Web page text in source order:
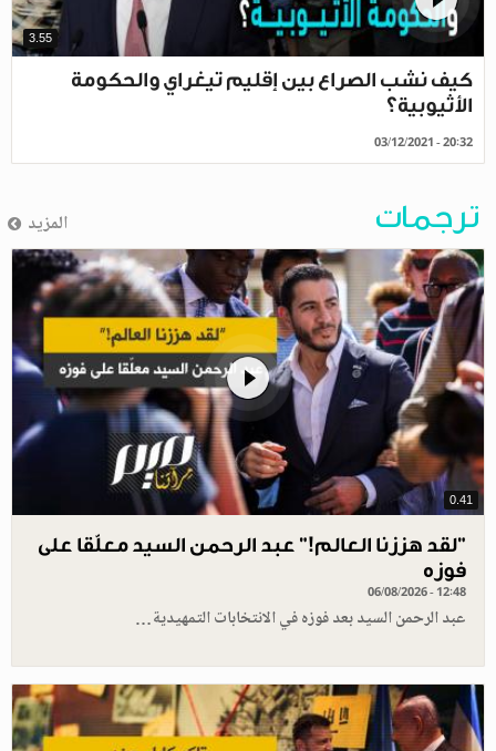
3.55
كيف نشب الصراع بين إقليم تيغراي والحكومة
الأثيوبية؟
03/12/2021 - 20:32
ترجمات المزيد
0.41
”لقد هززنا العالم!” عبد الرحمن السيد معلّقا على
فوزه
06/08/2026 - 12:48
عبد الرحمن السيد بعد فوزه في الانتخابات التمهيدية…